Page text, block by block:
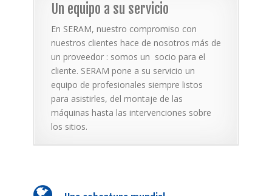
Un equipo a su servicio
En SERAM, nuestro compromiso con
nuestros clientes hace de nosotros más de
un proveedor : somos un socio para el
cliente. SERAM pone a su servicio un
equipo de profesionales siempre listos
para asistirles, del montaje de las
máquinas hasta las intervenciones sobre
los sitios.